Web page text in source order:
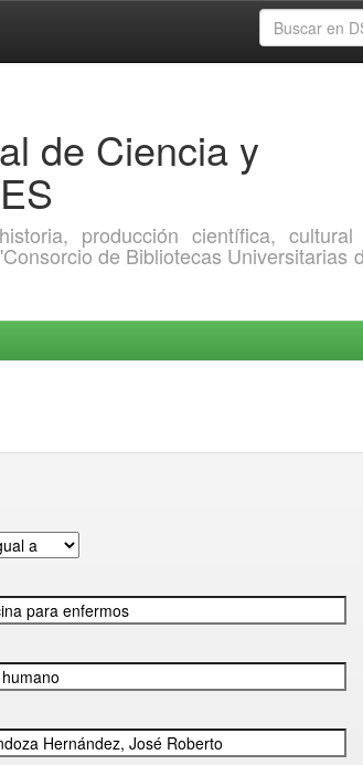
de Ciencia y
producción científica, cultural
de Bibliotecas Universitarias